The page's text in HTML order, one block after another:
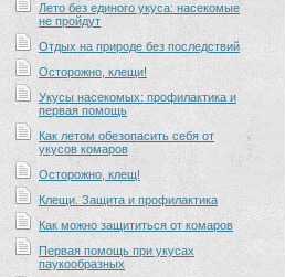
Лето без единого укуса: насекомые
не пройдут
Отдых на природе без последствий
Осторожно, клещи!
Укусы насекомых: профилактика и
первая помощь
Как летом обезопасить себя от
укусов комаров
Осторожно, клещ!
Клещи. Защита и профилактика
Как можно защититься от комаров
Первая помощь при укусах
паукообразных